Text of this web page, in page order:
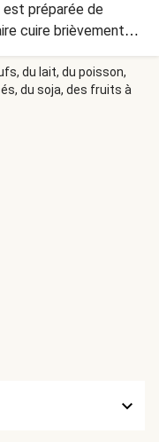
est préparée de
cuire brièvement
en même temps
du lait, du poisson,
du soja, des fruits à